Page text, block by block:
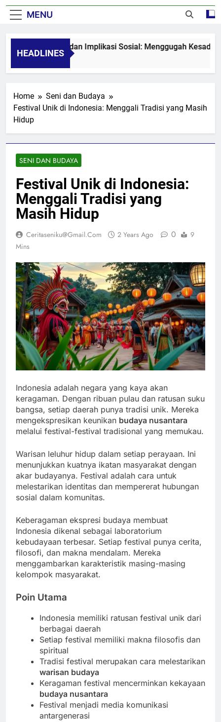
MENU
HEADLINES
Seni Visual dan Implikasi Sosial: Menggugah Kesadaran
8 Months Ago
Home
Seni dan Budaya
Festival Unik di Indonesia: Menggali Tradisi yang Masih
Hidup
SENI DAN BUDAYA
Festival Unik di Indonesia:
Menggali Tradisi yang
Masih Hidup
Ceritaseniku@gmail.com 2 Years Ago 0
9
Mins
Indonesia adalah negara yang kaya akan
keragaman. Dengan ribuan pulau dan ratusan suku
bangsa, setiap daerah punya tradisi unik. Mereka
mengekspresikan keunikan budaya nusantara
melalui festival-festival tradisional yang memukau.
Warisan leluhur hidup dalam setiap perayaan. Ini
menunjukkan kuatnya ikatan masyarakat dengan
akar budayanya. Festival adalah cara untuk
melestarikan identitas dan mempererat hubungan
sosial dalam komunitas.
Keberagaman ekspresi budaya membuat
Indonesia dikenal sebagai laboratorium
kebudayaan terbesar. Setiap festival punya cerita,
filosofi, dan makna mendalam. Mereka
menggambarkan karakteristik masing-masing
kelompok masyarakat.
Poin Utama
Indonesia memiliki ratusan festival unik dari
berbagai daerah
Setiap festival memiliki makna filosofis dan
spiritual
Tradisi festival merupakan cara melestarikan
warisan budaya
Keragaman festival mencerminkan kekayaan
budaya nusantara
Festival menjadi media komunikasi
antargenerasi